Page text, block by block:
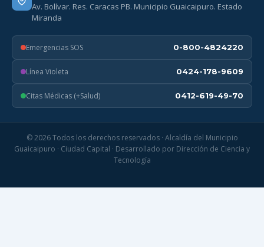
Av. Bolívar. Res. Caracas PB. Municipio Guaicaipuro. Estado
Miranda
Emergencias SOS 0-800-4824220
Línea Violeta 0424-178-9609
Citas Médicas (+Salud) 0412-619-49-70
© 2026 Todos los derechos reservados · Alcaldía del Municipio
Guaicaipuro · Ciudad Capital · Desarrollado por Dirección de Ciencia y
Tecnología